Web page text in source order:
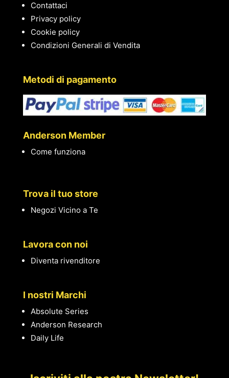
Contattaci
Privacy policy
Cookie policy
Condizioni Generali di Vendita
Metodi di pagamento
Anderson Member
Come funziona
Trova il tuo store
Negozi Vicino a Te
Lavora con noi
Diventa rivenditore
I nostri Marchi
Absolute Series
Anderson Research
Daily Life